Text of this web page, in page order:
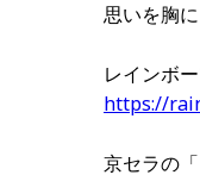
思いを胸
レインボ
https://
京セラの